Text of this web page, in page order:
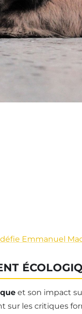
Emmanuel
et son impact
sur les critiques